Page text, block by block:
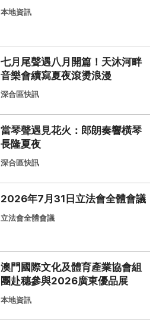
本地資訊
七月尾聲遇八月開篇！天沐河畔
音樂會續寫夏夜滾燙浪漫
深合區快訊
當琴聲遇見花火：郎朗奏響橫琴
長隆夏夜
深合區快訊
2026年7月31日立法會全體會議
立法會全體會議
澳門國際文化及體育產業協會組
團赴穗參與2026廣東優品展
本地資訊